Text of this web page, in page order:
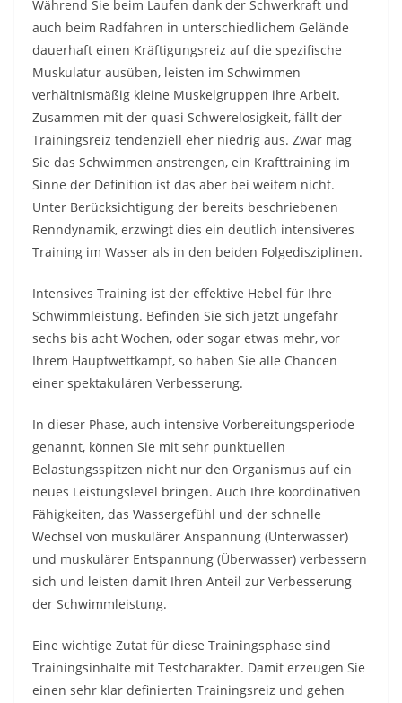
Während Sie beim Laufen dank der Schwerkraft und
auch beim Radfahren in unterschiedlichem Gelände
dauerhaft einen Kräftigungsreiz auf die spezifische
Muskulatur ausüben, leisten im Schwimmen
verhältnismäßig kleine Muskelgruppen ihre Arbeit.
Zusammen mit der quasi Schwerelosigkeit, fällt der
Trainingsreiz tendenziell eher niedrig aus. Zwar mag
Sie das Schwimmen anstrengen, ein Krafttraining im
Sinne der Definition ist das aber bei weitem nicht.
Unter Berücksichtigung der bereits beschriebenen
Renndynamik, erzwingt dies ein deutlich intensiveres
Training im Wasser als in den beiden Folgedisziplinen.
Intensives Training ist der effektive Hebel für Ihre
Schwimmleistung. Befinden Sie sich jetzt ungefähr
sechs bis acht Wochen, oder sogar etwas mehr, vor
Ihrem Hauptwettkampf, so haben Sie alle Chancen
einer spektakulären Verbesserung.
In dieser Phase, auch intensive Vorbereitungsperiode
genannt, können Sie mit sehr punktuellen
Belastungsspitzen nicht nur den Organismus auf ein
neues Leistungslevel bringen. Auch Ihre koordinativen
Fähigkeiten, das Wassergefühl und der schnelle
Wechsel von muskulärer Anspannung (Unterwasser)
und muskulärer Entspannung (Überwasser) verbessern
sich und leisten damit Ihren Anteil zur Verbesserung
der Schwimmleistung.
Eine wichtige Zutat für diese Trainingsphase sind
Trainingsinhalte mit Testcharakter. Damit erzeugen Sie
einen sehr klar definierten Trainingsreiz und gehen